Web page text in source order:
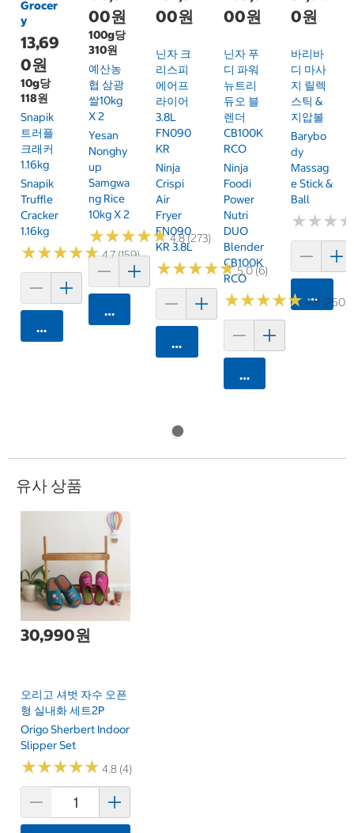
Grocer
y
13,69
0원
10g당
118원
Snapik
트러플
크래커
1.16kg
Snapik
Truffle
Cracker
1.16kg
★★★★★
★★★★★4.7 (159)
카트에 담기
00원
100g당
310원
예산농
협 삼광
쌀10kg
X 2
Yesan
Nonghy
Up
Samgwa
Ng Rice
10kg X 2
★★★★★
★★★★★4.8 (273)
카트에 담기
00원
닌자 크
리스피
에어프
라이어
3.8L
FN090
KR
Ninja
Crispi
Air
Fryer
FN090
KR 3.8L
★★★★★
★★★★★5.0 (6)
카트에 담기
00원
닌자 푸
디 파워
뉴트리
듀오 블
렌더
CB100K
RCO
Ninja
Foodi
Power
Nutri
DUO
Blender
CB100K
RCO
★★★★★
★★★★★ 4.8 (250)
카트에 담기
0원
바리바
디 마사
지 릴렉
스틱 &
지압볼
Barybo
Dy
Massag
E Stick &
Ball
★★★
★★★
카트에
유사 상품
30,990원
오리고 셔벗 자수 오픈
형 실내화 세트2P
Origo Sherbert Indoor
Slipper Set
★★★★★
★★★★★ 4.8 (4)